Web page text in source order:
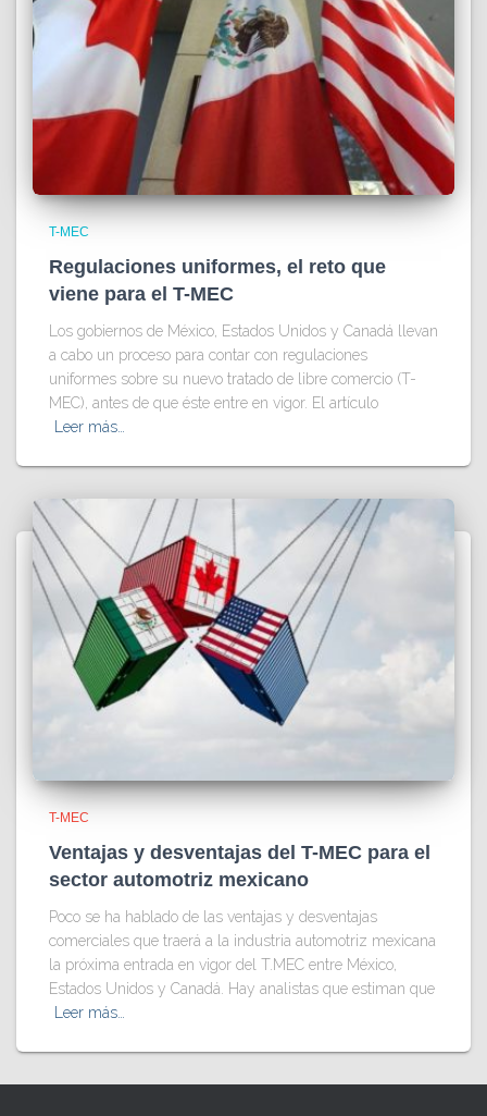
T-MEC
Regulaciones uniformes, el reto que
viene para el T-MEC
Los gobiernos de México, Estados Unidos y Canadá llevan
a cabo un proceso para contar con regulaciones
uniformes sobre su nuevo tratado de libre comercio (T-
MEC), antes de que éste entre en vigor. El artículo
Leer más…
T-MEC
Ventajas y desventajas del T-MEC para el
sector automotriz mexicano
Poco se ha hablado de las ventajas y desventajas
comerciales que traerá a la industria automotriz mexicana
la próxima entrada en vigor del T.MEC entre México,
Estados Unidos y Canadá. Hay analistas que estiman que
Leer más…